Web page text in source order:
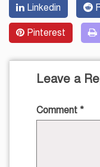
Linkedin
Pinterest
Leave a
Comment *